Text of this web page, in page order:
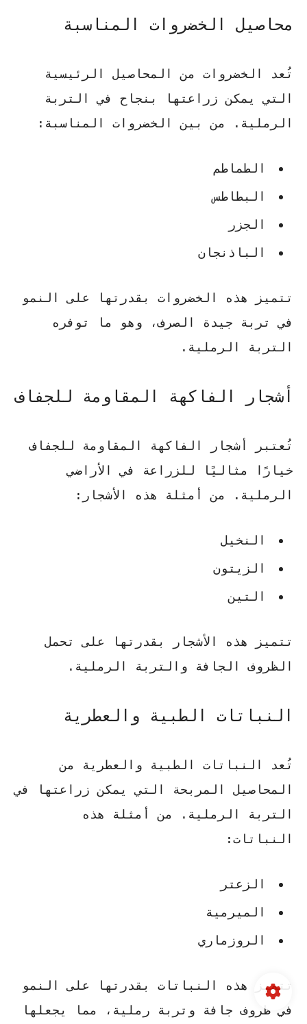
محاصيل الخضروات المناسبة
تُعد الخضروات من المحاصيل الرئيسية
التي يمكن زراعتها بنجاح في التربة
الرملية. من بين الخضروات المناسبة:
الطماطم
البطاطس
الجزر
الباذنجان
تتميز هذه الخضروات بقدرتها على النمو
في تربة جيدة الصرف، وهو ما توفره
التربة الرملية.
أشجار الفاكهة المقاومة للجفاف
تُعتبر أشجار الفاكهة المقاومة للجفاف
خيارًا مثاليًا للزراعة في الأراضي
الرملية. من أمثلة هذه الأشجار:
النخيل
الزيتون
التين
تتميز هذه الأشجار بقدرتها على تحمل
الظروف الجافة والتربة الرملية.
النباتات الطبية والعطرية
تُعد النباتات الطبية والعطرية من
المحاصيل المربحة التي يمكن زراعتها في
التربة الرملية. من أمثلة هذه
النباتات:
الزعتر
الميرمية
الروزماري
تتميز هذه النباتات بقدرتها على النمو
في ظروف جافة وتربة رملية، مما يجعلها